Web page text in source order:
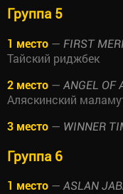
Группа 5
1 место — FIRST
Тайский риджбек
2 место — ANGEL OF
Аляскинский
3 место — WINNER
Группа 6
1 место — ASLAN